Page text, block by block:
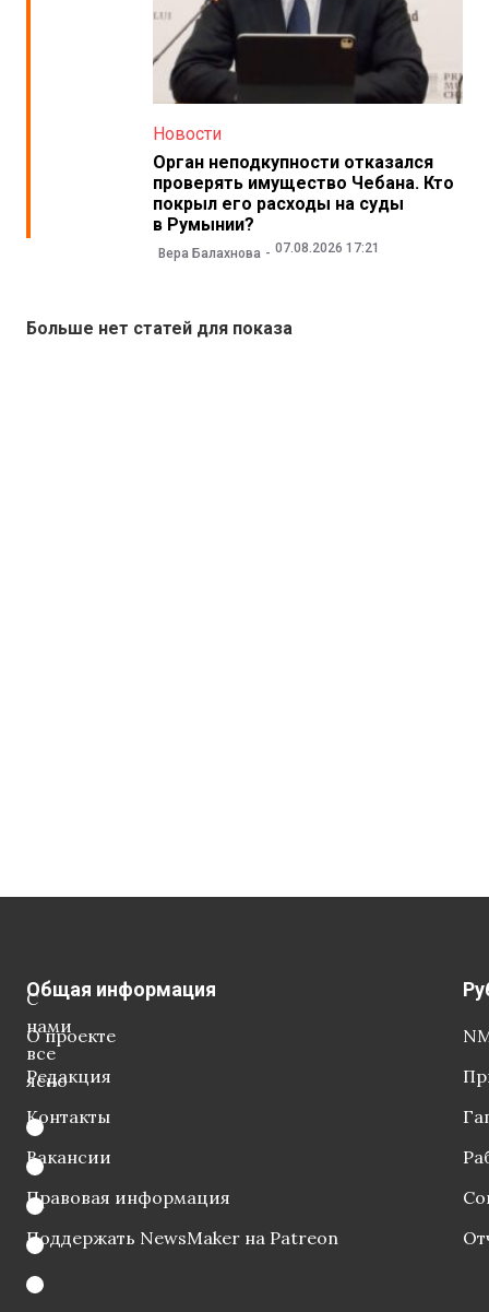
Новости
Орган неподкупности отказался
проверять имущество Чебана. Кто
покрыл его расходы на суды
в Румынии?
Вера Балахнова 07.08.2026 17:21
Больше нет статей для показа
С
нами
все
ясно
Общая информация
О проекте
Редакция
Контакты
Вакансии
Правовая информация
Поддержать NewsMaker на Patreon